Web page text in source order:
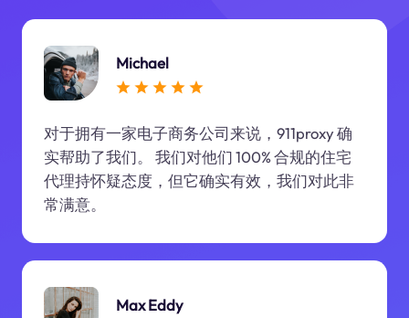
Michael
对于拥有一家电子商务公司来说，911proxy 确
实帮助了我们。 我们对他们 100% 合规的住宅
代理持怀疑态度，但它确实有效，我们对此非
常满意。
Max Eddy